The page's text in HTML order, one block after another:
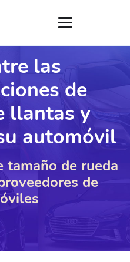
las
de
llantas y
automóvil
tamaño de rueda
de